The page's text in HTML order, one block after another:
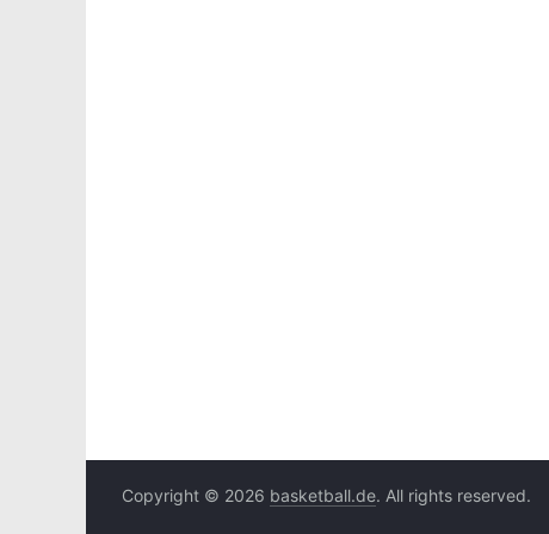
Copyright © 2026 basketball.de. All rights reserved.